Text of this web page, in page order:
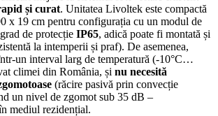
și curat. Unitatea Livoltek este compactă
x 19 cm pentru configurația cu un modul de
de protecție IP65, adică poate fi montată și
la intemperii și praf). De asemenea,
un interval larg de temperatură (-10°C…
climei din România, și nu necesită
(răcire pasivă prin convecție
un nivel de zgomot sub 35 dB –
mediul rezidențial.